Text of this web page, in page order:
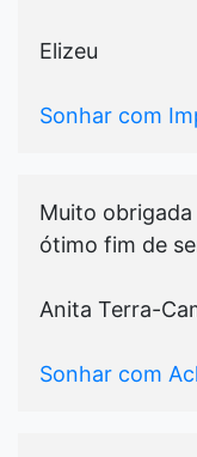
Elizeu
Sonhar com
Muito
ótimo fim de
Anita Terra-
Sonhar com